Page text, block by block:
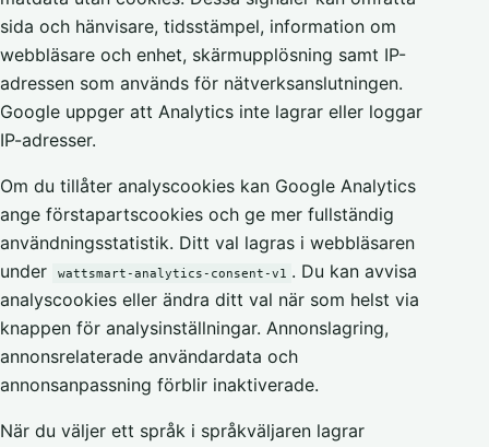
sida och hänvisare, tidsstämpel, information om
webbläsare och enhet, skärmupplösning samt IP-
adressen som används för nätverksanslutningen.
Google uppger att Analytics inte lagrar eller loggar
IP-adresser.
Om du tillåter analyscookies kan Google Analytics
ange förstapartscookies och ge mer fullständig
användningsstatistik. Ditt val lagras i webbläsaren
under
wattsmart-analytics-consent-v1 . Du kan avvisa
analyscookies eller ändra ditt val när som helst via
knappen för analysinställningar. Annonslagring,
annonsrelaterade användardata och
annonsanpassning förblir inaktiverade.
När du väljer ett språk i språkväljaren lagrar